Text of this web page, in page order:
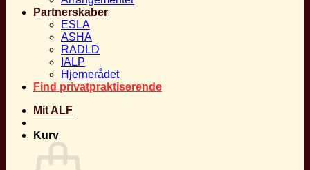
Partnerskaber
ESLA
ASHA
RADLD
IALP
Hjernerådet
Find privatpraktiserende
Mit ALF
Kurv